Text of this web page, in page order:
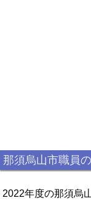
那須烏山市職員
2022年度の那須烏